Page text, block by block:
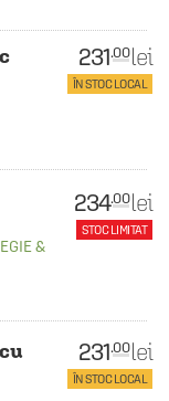
231.00 lei
ÎN STOC LOCAL
&
234.00 lei
STOC LIMITAT
231.00 lei
ÎN STOC LOCAL